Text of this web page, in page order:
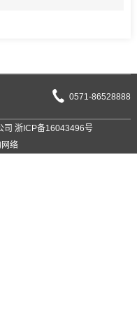
0571-86528888
司 浙ICP备16043496号
网络